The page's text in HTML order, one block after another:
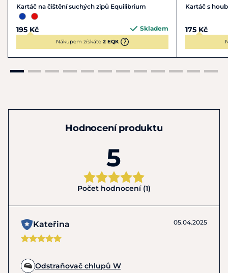
Kartáč na čištění suchých zipů Equilibrium
195 Kč Skladem
Nákupem získáte 2 EQK
Kartáč s
175 Kč
Hodnocení produktu
5
Počet hodnocení (1)
Kateřina 05.04.2025
Odstraňovač chlupů W